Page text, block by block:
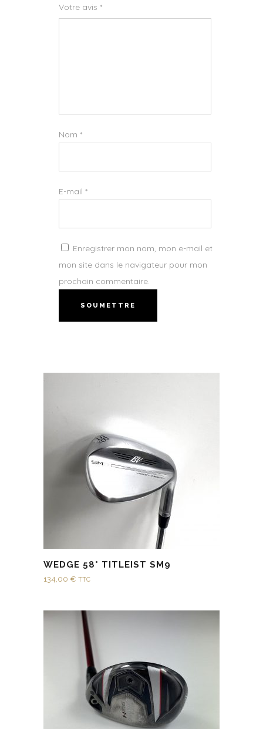
Votre avis *
Nom *
E-mail *
Enregistrer mon nom, mon e-mail et
mon site dans le navigateur pour mon
prochain commentaire.
WEDGE 58° TITLEIST SM9
134,00 € TTC